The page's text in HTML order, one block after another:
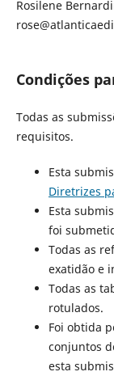
Rosilene
Condições
Todas as
requisitos.
Esta
Diretrizes
Esta
foi
Todas as
exatidão e
Todas as
rotulados.
Foi obtida
conjuntos
esta